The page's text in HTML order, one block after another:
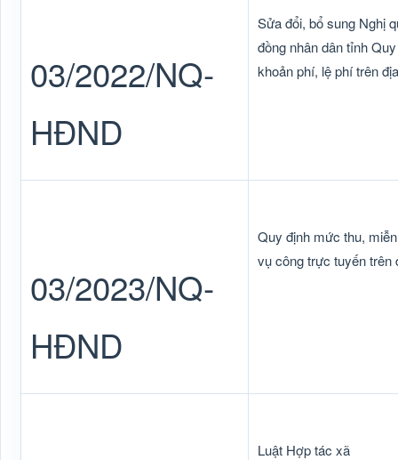
03/2022/NQ-
HĐND
Sửa đổi, bổ sung Nghị
đồng nhân dân tỉnh
khoản phí, lệ phí trên
03/2023/NQ-
HĐND
Quy định mức thu,
vụ công trực tuyến trên
Luật Hợp tác xã